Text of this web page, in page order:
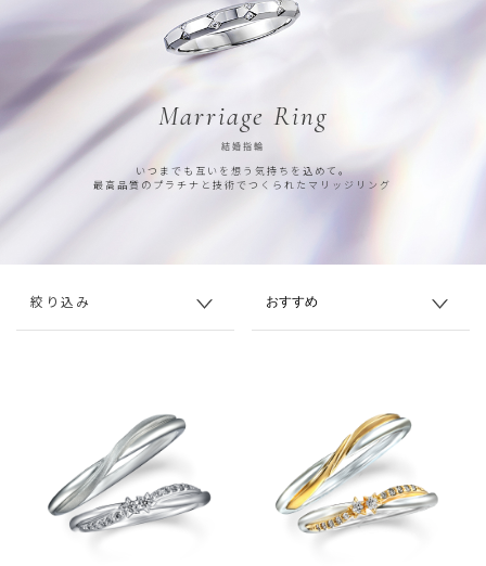
Marriage Ring
結婚指輪
いつまでも互いを想う気持ちを込めて。
最高品質のプラチナと技術でつくられたマリッジリング
絞り込み